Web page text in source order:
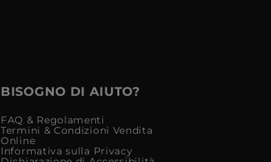
BISOGNO DI AIUTO?
FAQ & Regolamenti
Termini & Condizioni Vendita
Online
Informativa sulla Privacy